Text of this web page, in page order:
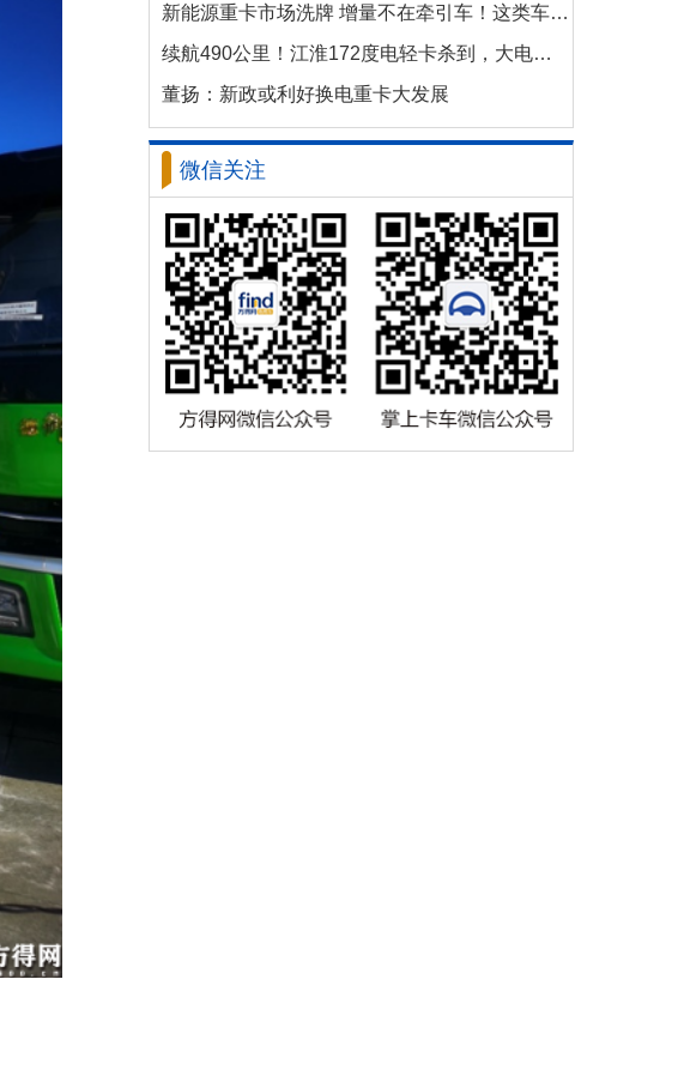
新能源重卡市场洗牌 增量不在牵引车！这类车增速破100%
续航490公里！江淮172度电轻卡杀到，大电量时代来了？
董扬：新政或利好换电重卡大发展
微信关注